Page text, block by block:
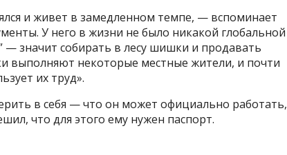
и живет в замедленном темпе, — вспоминает
У него в жизни не было никакой глобальной
— значит собирать в лесу шишки и продавать
выполняют некоторые местные жители, и почти
их труд».
в себя — что он может официально работать,
что для этого ему нужен паспорт.